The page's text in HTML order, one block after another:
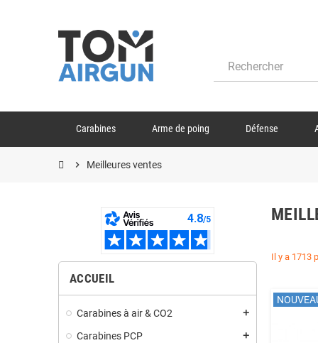
Carabines Arme de poing Défense
chevron_right Meilleures ventes
ACCUEIL
Carabines à air & CO2 add
Carabines PCP add
Il y a 1713